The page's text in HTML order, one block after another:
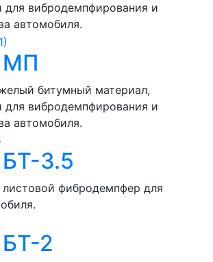
для вибродемпфирования и
автомобиля.
МП
битумный материал,
для вибродемпфирования и
автомобиля.
3.5
фибродемпфер для
2